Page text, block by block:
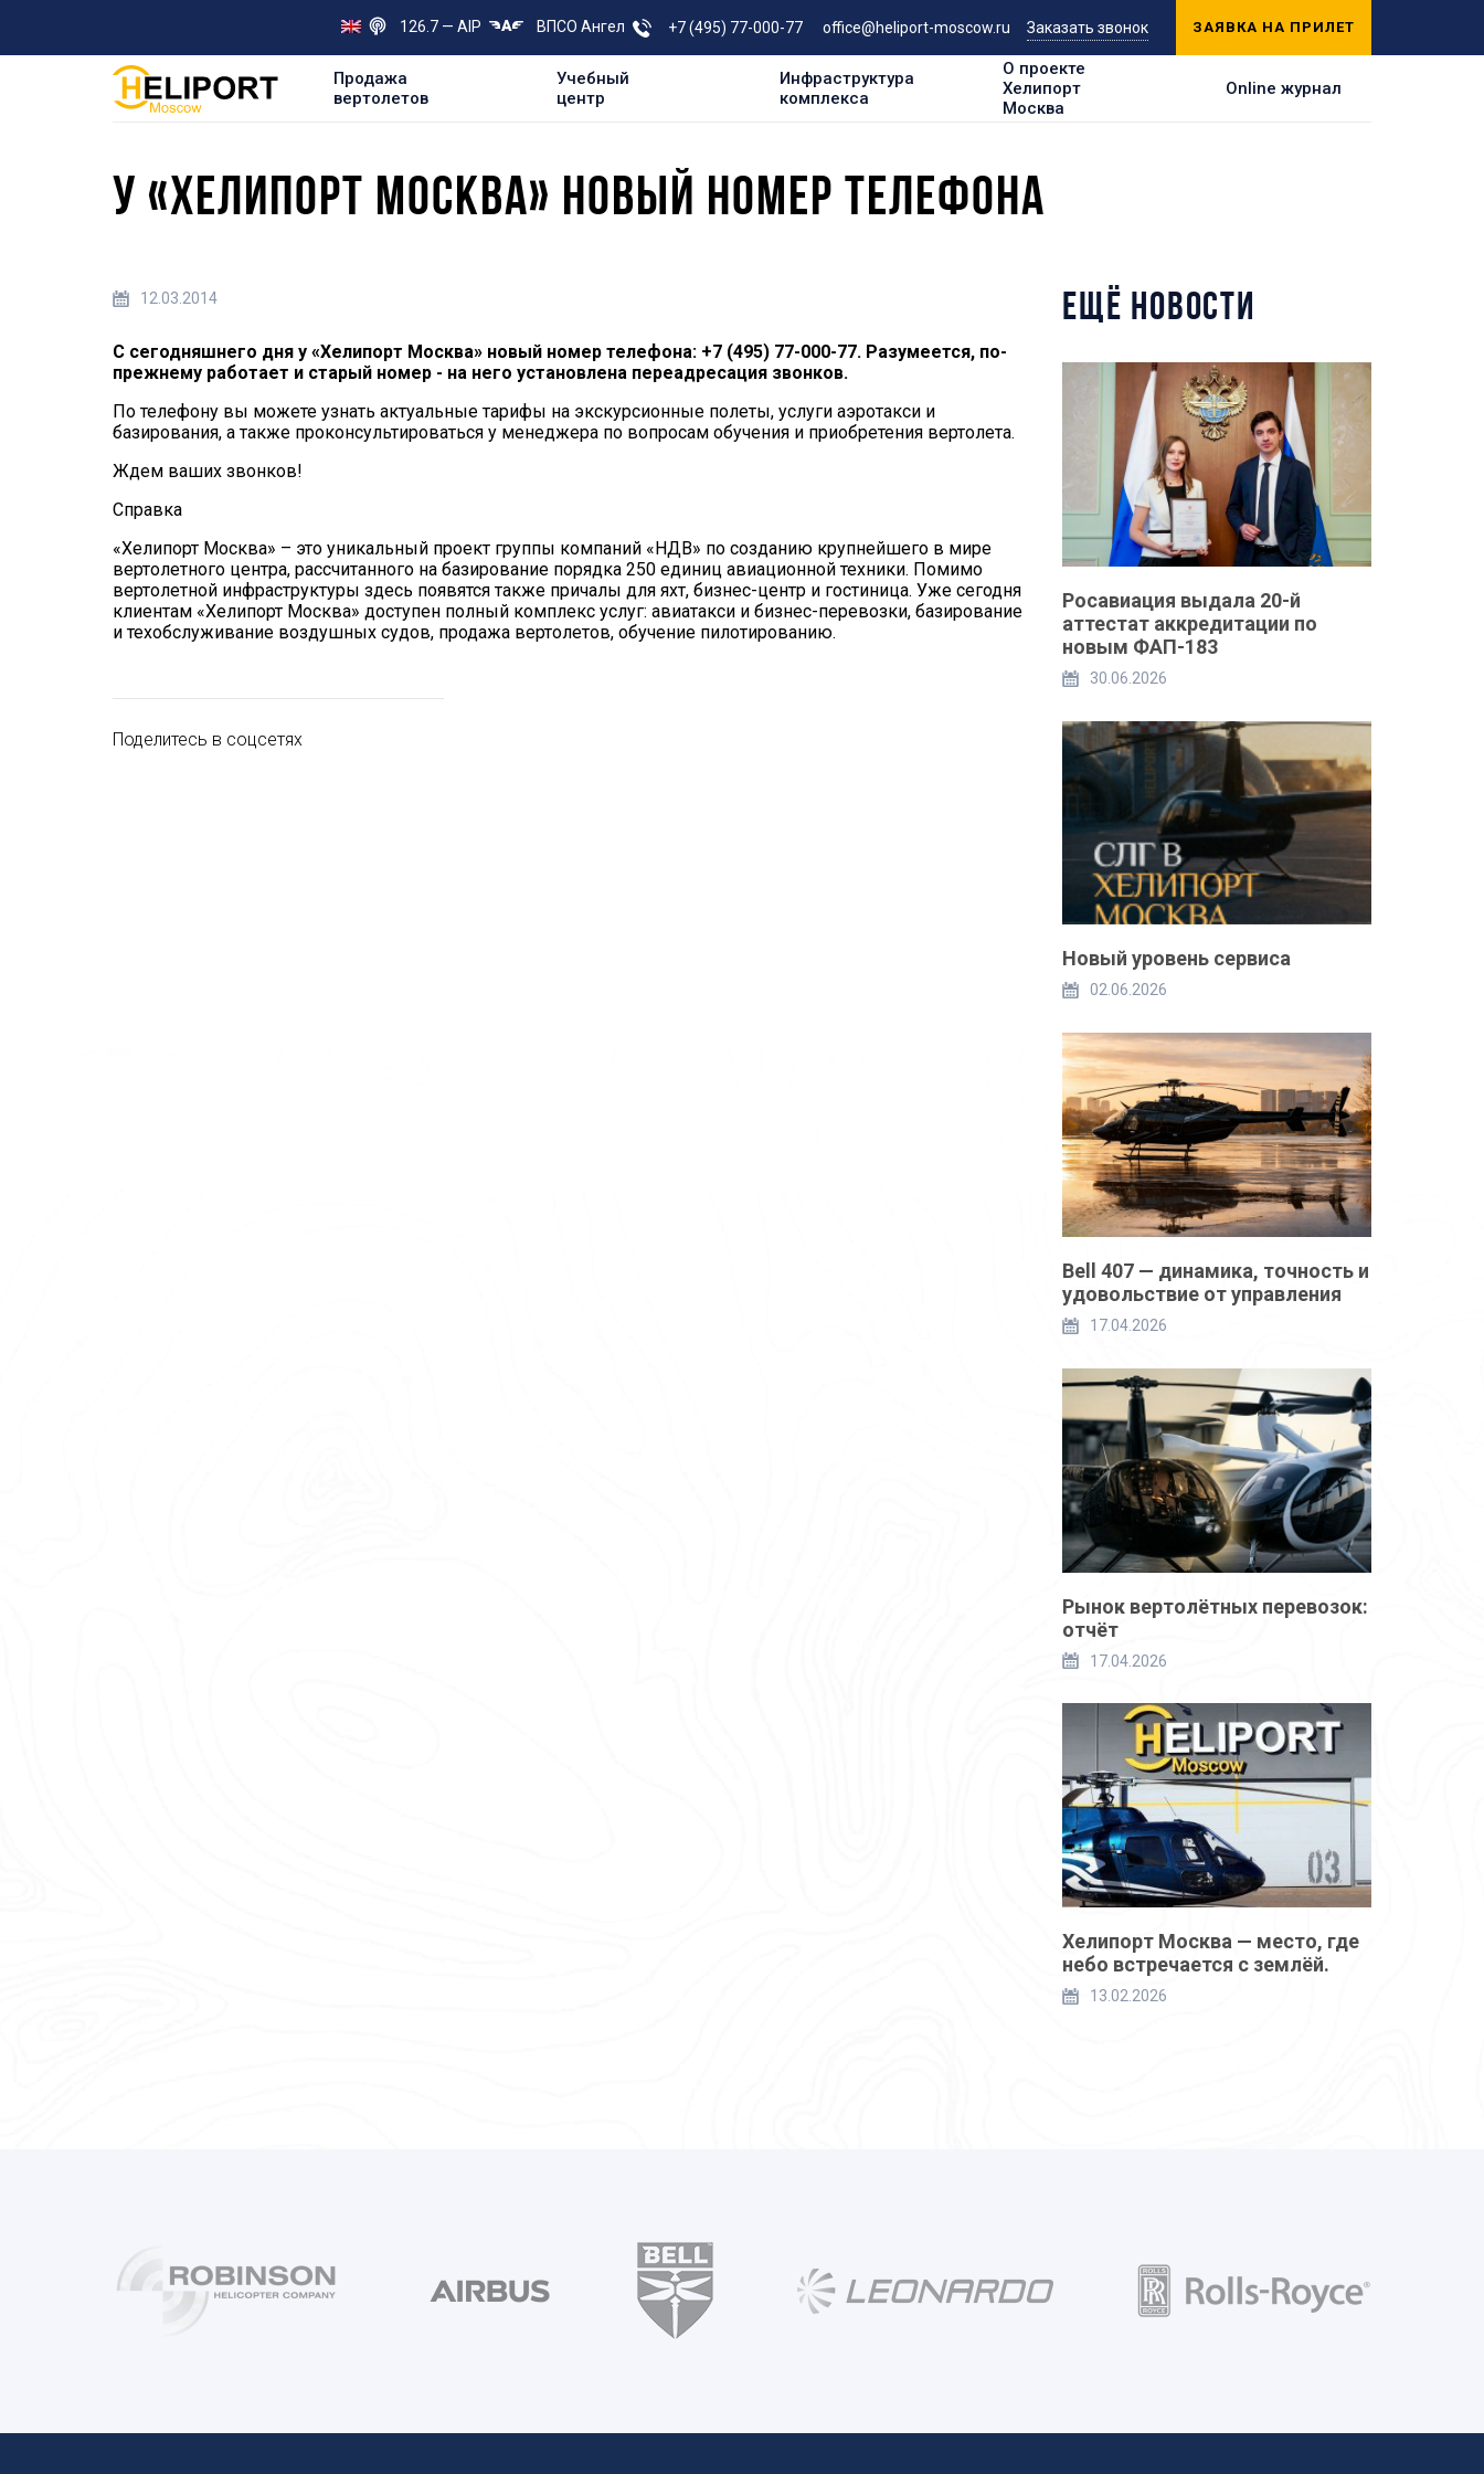
126.7 — AIP ВПСО Ангел +7 (495) 77-000-77 office@heliport-moscow.ru Заказать звонок ЗАЯВКА НА ПРИЛЕТ
Продажа
вертолетов
Учебный
центр
Инфраструктура
комплекса
О проекте
Хелипорт
Москва
Online журнал
У «ХЕЛИПОРТ МОСКВА» НОВЫЙ НОМЕР ТЕЛЕФОНА
12.03.2014
С сегодняшнего дня у «Хелипорт Москва» новый номер телефона: +7 (495) 77-000-77. Разумеется, по-
прежнему работает и старый номер - на него установлена переадресация звонков.
По телефону вы можете узнать актуальные тарифы на экскурсионные полеты, услуги аэротакси и
базирования, а также проконсультироваться у менеджера по вопросам обучения и приобретения вертолета.
Ждем ваших звонков!
Справка
«Хелипорт Москва» – это уникальный проект группы компаний «НДВ» по созданию крупнейшего в мире
вертолетного центра, рассчитанного на базирование порядка 250 единиц авиационной техники. Помимо
вертолетной инфраструктуры здесь появятся также причалы для яхт, бизнес-центр и гостиница. Уже сегодня
клиентам «Хелипорт Москва» доступен полный комплекс услуг: авиатакси и бизнес-перевозки, базирование
и техобслуживание воздушных судов, продажа вертолетов, обучение пилотированию.
Поделитесь в соцсетях
ЕЩЁ НОВОСТИ
Росавиация выдала 20-й
аттестат аккредитации по
новым ФАП-183
30.06.2026
Новый уровень сервиса
02.06.2026
Bell 407 — динамика, точность и
удовольствие от управления
17.04.2026
Рынок вертолётных перевозок:
отчёт
17.04.2026
Хелипорт Москва — место, где
небо встречается с землёй.
13.02.2026